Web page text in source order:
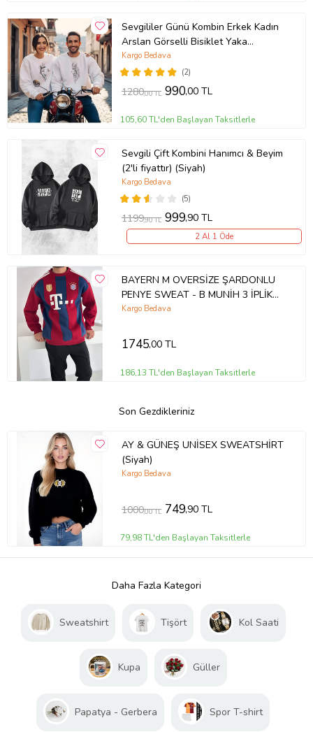
Sevgililer Günü Kombin Erkek Kadın
Arslan Görselli Bisiklet Yaka
Sweatshirt 5017 (Beyaz)
(2)
Kargo Bedava
1280,00 TL 990,00 TL
105,60 TL'den Başlayan Taksitlerle
Sevgili Çift Kombini Hanımcı & Beyim
(2'li fiyattır) (Siyah)
(5)
Kargo Bedava
1199,90 TL 999,90 TL
2 Al 1 Öde
BAYERN M OVERSİZE ŞARDONLU
PENYE SWEAT - B MUNİH 3 İPLİK
ŞARDONLU SWEATSHIRT (Kırmızı)
Kargo Bedava
1745,00 TL
186,13 TL'den Başlayan Taksitlerle
Son Gezdikleriniz
AY & GÜNEŞ UNİSEX SWEATSHİRT
(Siyah)
Kargo Bedava
1000,00 TL 749,90 TL
79,98 TL'den Başlayan Taksitlerle
Daha Fazla Kategori
Sweatshirt Tişört Kol Saati
Kupa Güller
Papatya - Gerbera Spor T-shirt